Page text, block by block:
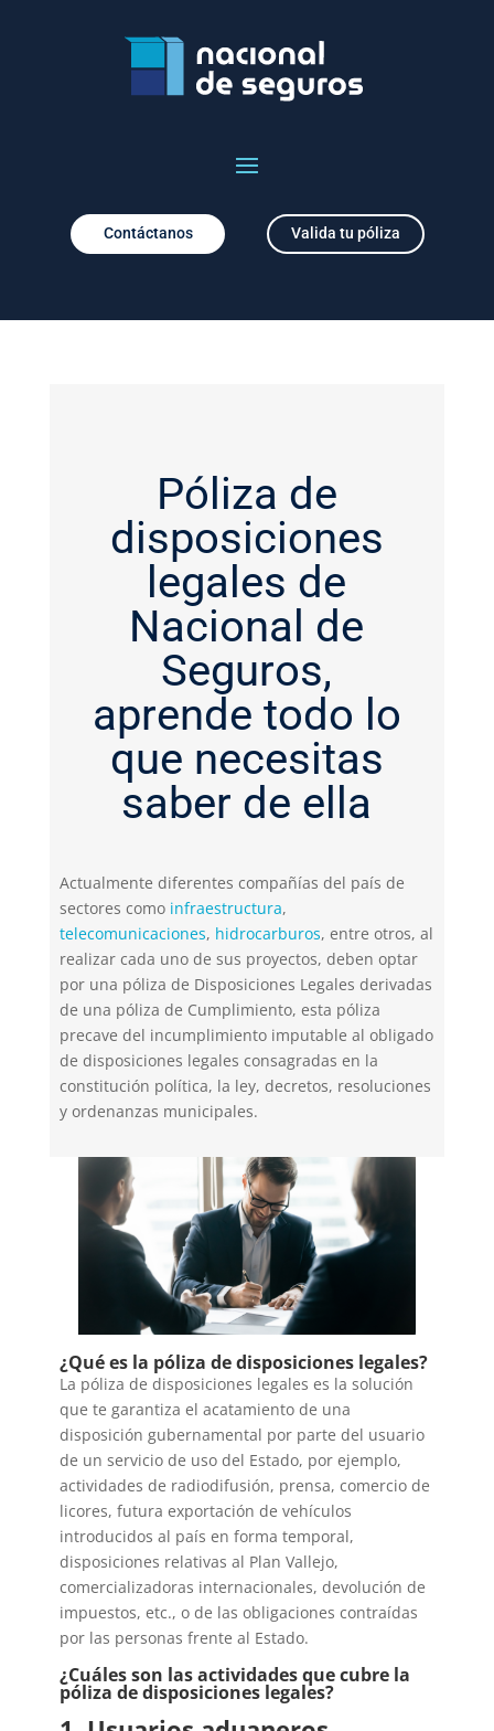
Contáctanos Valida tu póliza
Póliza de
disposiciones
legales de
Nacional de
Seguros,
aprende todo lo
que necesitas
saber de ella
Actualmente diferentes compañías del país de
sectores como infraestructura,
telecomunicaciones, hidrocarburos, entre otros, al
realizar cada uno de sus proyectos, deben optar
por una póliza de Disposiciones Legales derivadas
de una póliza de Cumplimiento, esta póliza
precave del incumplimiento imputable al obligado
de disposiciones legales consagradas en la
constitución política, la ley, decretos, resoluciones
y ordenanzas municipales.
¿Qué es la póliza de disposiciones legales?
La póliza de disposiciones legales es la solución
que te garantiza el acatamiento de una
disposición gubernamental por parte del usuario
de un servicio de uso del Estado, por ejemplo,
actividades de radiodifusión, prensa, comercio de
licores, futura exportación de vehículos
introducidos al país en forma temporal,
disposiciones relativas al Plan Vallejo,
comercializadoras internacionales, devolución de
impuestos, etc., o de las obligaciones contraídas
por las personas frente al Estado.
¿Cuáles son las actividades que cubre la
póliza de disposiciones legales?